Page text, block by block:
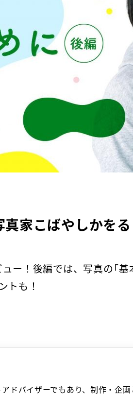
家こばやしかをる
ー！後編では、写真の「
トも！
ドバイザーでもあり、制作・企